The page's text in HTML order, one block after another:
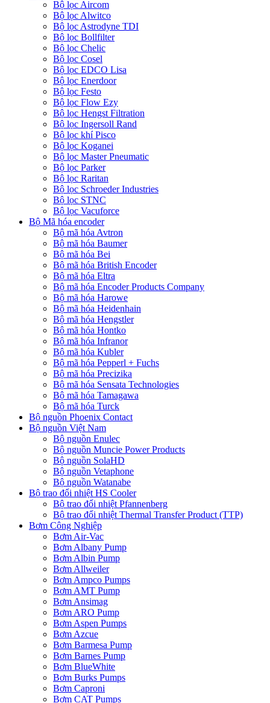
Bộ lọc Aircom
Bộ lọc Alwitco
Bộ lọc Astrodyne TDI
Bộ lọc Bollfilter
Bộ lọc Chelic
Bộ lọc Cosel
Bộ lọc EDCO Lisa
Bộ lọc Enerdoor
Bộ lọc Festo
Bộ lọc Flow Ezy
Bộ lọc Hengst Filtration
Bộ lọc Ingersoll Rand
Bộ lọc khí Pisco
Bộ lọc Koganei
Bộ lọc Master Pneumatic
Bộ lọc Parker
Bộ lọc Raritan
Bộ lọc Schroeder Industries
Bộ lọc STNC
Bộ lọc Vacuforce
Bộ Mã hóa encoder
Bộ mã hóa Avtron
Bộ mã hóa Baumer
Bộ mã hóa Bei
Bộ mã hóa British Encoder
Bộ mã hóa Eltra
Bộ mã hóa Encoder Products Company
Bộ mã hóa Harowe
Bộ mã hóa Heidenhain
Bộ mã hóa Hengstler
Bộ mã hóa Hontko
Bộ mã hóa Infranor
Bộ mã hóa Kubler
Bộ mã hóa Pepperl + Fuchs
Bộ mã hóa Precizika
Bộ mã hóa Sensata Technologies
Bộ mã hóa Tamagawa
Bộ mã hóa Turck
Bộ nguồn Phoenix Contact
Bộ nguồn Việt Nam
Bộ nguồn Enulec
Bộ nguồn Muncie Power Products
Bộ nguồn SolaHD
Bộ nguồn Vetaphone
Bộ nguồn Watanabe
Bộ trao đổi nhiệt HS Cooler
Bộ trao đổi nhiệt Pfannenberg
Bộ trao đổi nhiệt Thermal Transfer Product (TTP)
Bơm Công Nghiệp
Bơm Air-Vac
Bơm Albany Pump
Bơm Albin Pump
Bơm Allweiler
Bơm Ampco Pumps
Bơm AMT Pump
Bơm Ansimag
Bơm ARO Pump
Bơm Aspen Pumps
Bơm Azcue
Bơm Barmesa Pump
Bơm Barnes Pump
Bơm BlueWhite
Bơm Burks Pumps
Bơm Caproni
Bơm CAT Pumps